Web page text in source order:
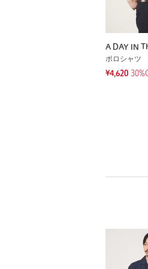
A DAY IN
ポロシャツ
¥4,620